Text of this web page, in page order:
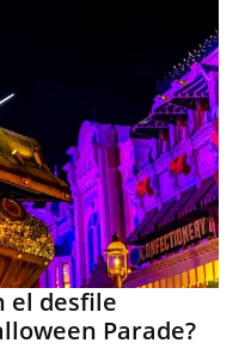
el desfile
Parade?